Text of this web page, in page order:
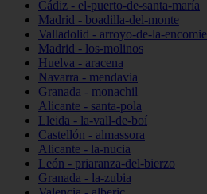
Cádiz - el-puerto-de-santa-maría
Madrid - boadilla-del-monte
Valladolid - arroyo-de-la-
Madrid - los-molinos
Huelva - aracena
Navarra - mendavia
Granada - monachil
Alicante - santa-pola
Lleida - la-vall-de-boí
Castellón - almassora
Alicante - la-nucia
León - priaranza-del-bierzo
Granada - la-zubia